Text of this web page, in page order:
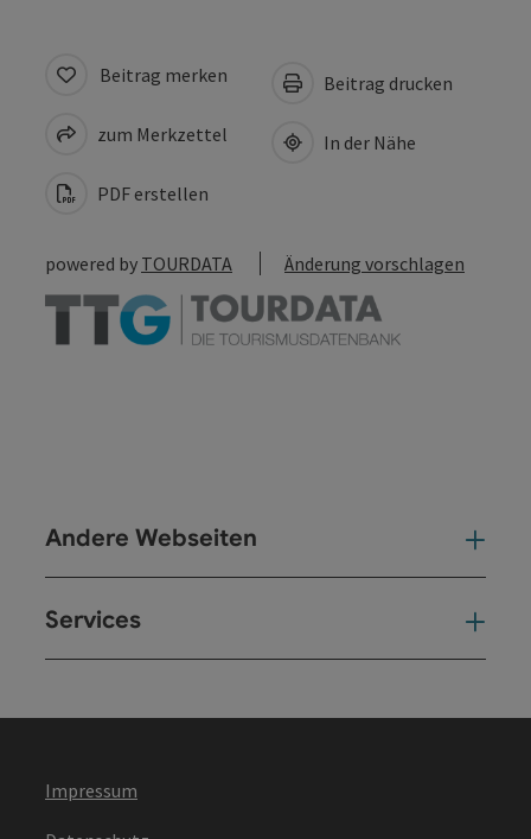
Beitrag merken
zum Merkzettel
PDF erstellen
Beitrag drucken
In der Nähe
powered by TOURDATA Änderung vorschlagen
Andere Webseiten
Services
Impressum